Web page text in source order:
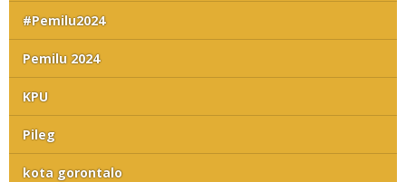
#Pemilu2024
Pemilu 2024
KPU
Pileg
kota gorontalo